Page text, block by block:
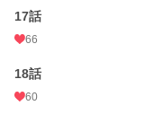
17話
66
18話
60